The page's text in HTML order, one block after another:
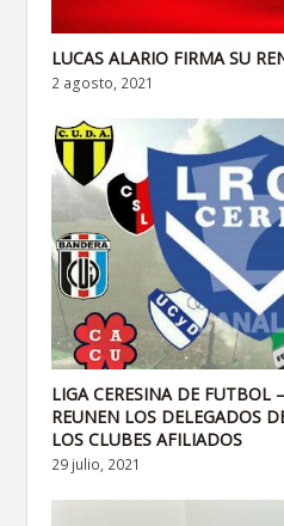
LUCAS ALARIO FIRMA SU
2 agosto, 2021
LIGA CERESINA DE FUTBOL
REUNEN LOS DELEGADOS
LOS CLUBES AFILIADOS
29 julio, 2021